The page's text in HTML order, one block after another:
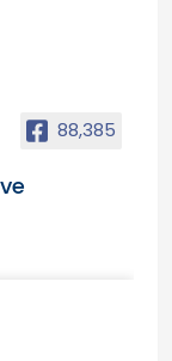
88,385